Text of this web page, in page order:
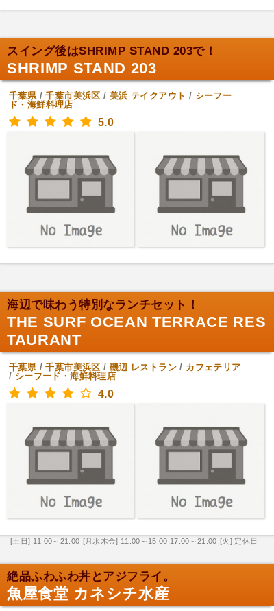
スイング後はSHRIMP STAND 203で！
SHRIMP STAND 203
千葉県/千葉市美浜区 / 美浜 テイクアウト / シーフー
ド・海鮮料理店
5.0
海辺で味わう特別なランチセット！
THE SURF OCEAN TERRACE RES
TAURANT
千葉県/千葉市美浜区 / 磯辺 レストラン/ カフェテリア
/ シーフード・海鮮料理店
4.0
[土日] 11:00～21:00 [月水木金] 11:00～15:00,17:00～21:00 [火] 定休日
絶品ふわふわ丼とアジフライ。
魚屋食堂 カネシチ水産